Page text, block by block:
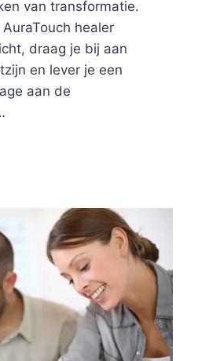
van transformatie.
healer
draag je bij aan
en lever je een
aan de